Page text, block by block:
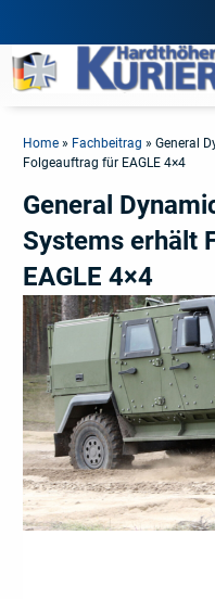
Home » Fachbeitrag »General
Folgeauftrag für EAGLE 4×4
General
Systems erhält
EAGLE 4×4